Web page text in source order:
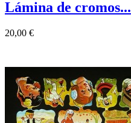
Lámina de cromos...
20,00 €